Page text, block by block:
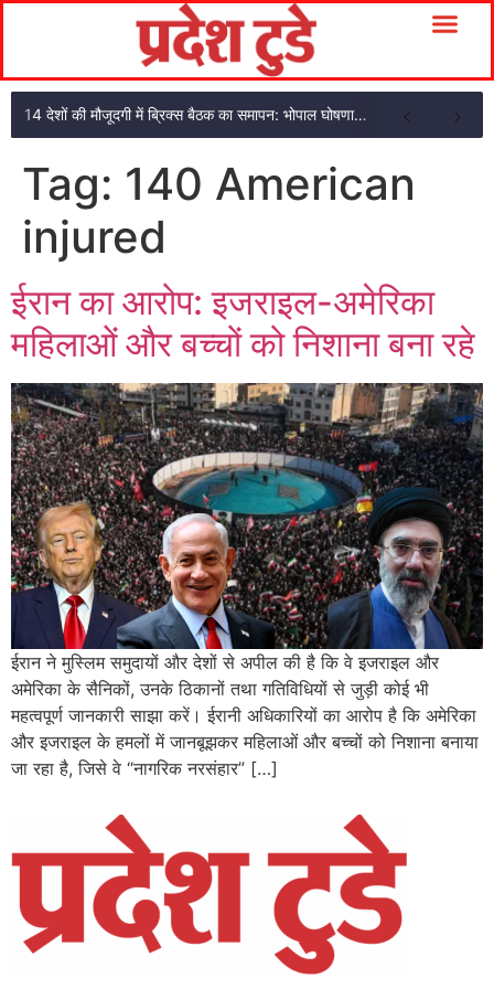
14 देशों की मौजूदगी में ब्रिक्स बैठक का समापन: भोपाल घोषणा पत्र अपनाया
Tag: 140 American
injured
ईरान का आरोप: इजराइल-अमेरिका
महिलाओं और बच्चों को निशाना बना रहे
ईरान ने मुस्लिम समुदायों और देशों से अपील की है कि वे इजराइल और
अमेरिका के सैनिकों, उनके ठिकानों तथा गतिविधियों से जुड़ी कोई भी
महत्वपूर्ण जानकारी साझा करें। ईरानी अधिकारियों का आरोप है कि अमेरिका
और इजराइल के हमलों में जानबूझकर महिलाओं और बच्चों को निशाना बनाया
जा रहा है, जिसे वे “नागरिक नरसंहार” […]